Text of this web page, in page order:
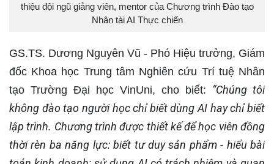
thiệu đội ngũ giảng viên, mentor của Chương trình Đào tạo
Nhân tài AI Thực chiến
GS.TS. Dương Nguyên Vũ - Phó Hiệu trưởng, Giám
đốc Khoa học Trung tâm Nghiên cứu Trí tuệ Nhân
tạo Trường Đại học VinUni, cho biết: “Chúng tôi
không đào tạo người học chỉ biết dùng AI hay chỉ biết
lập trình. Chương trình được thiết kế để học viên đồng
thời rèn ba năng lực: biết tư duy sản phẩm - hiểu bài